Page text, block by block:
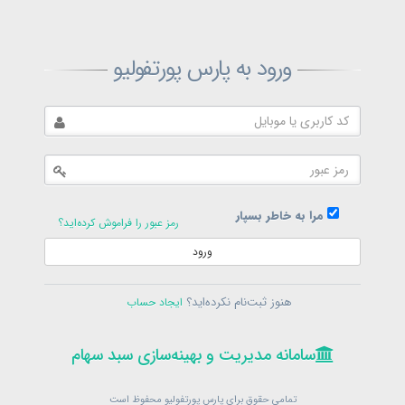
ورود به پارس پورتفولیو
مرا به خاطر بسپار
رمز عبور را فراموش کرده‌اید؟
ورود
هنوز ثبت‌نام نکرده‌اید؟ ایجاد حساب
سامانه مدیریت و بهینه‌سازی سبد سهام
تمامی حقوق برای پارس پورتفولیو محفوظ است
ثبت‌نام پارس پورتفولیو
ثبت‌نام
در حال حاضر عضو هستید؟فرم ورود
سامانه مدیریت و بهینه‌سازی سبد سهام
بازیابی رمز پارس پورتفولیو
در حال حاضر عضو هستید؟
سامانه مدیریت و بهینه‌سازی سبد سهام
تمامی حقوق برای پارس پورتفولیو محفوظ است